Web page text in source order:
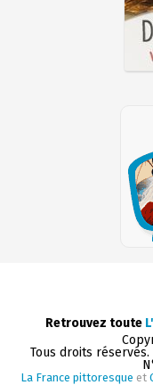
Retrouvez toute
Tous droits réservés.
La France pittoresque et